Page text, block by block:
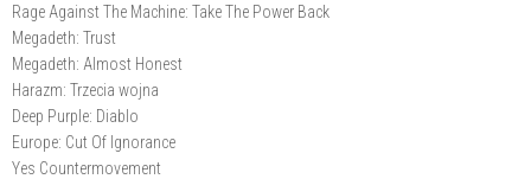
Rage Against The Machine: Take The Power Back
Megadeth: Trust
Megadeth: Almost Honest
Harazm: Trzecia wojna
Deep Purple: Diablo
Europe: Cut Of Ignorance
Yes Countermovement